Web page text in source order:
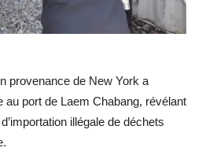
provenance de New York a
au port de Laem Chabang, révélant
illégale de déchets